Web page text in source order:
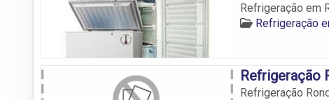
Refrigeração em
Refrigeração
Refrigeração
Refrigeração